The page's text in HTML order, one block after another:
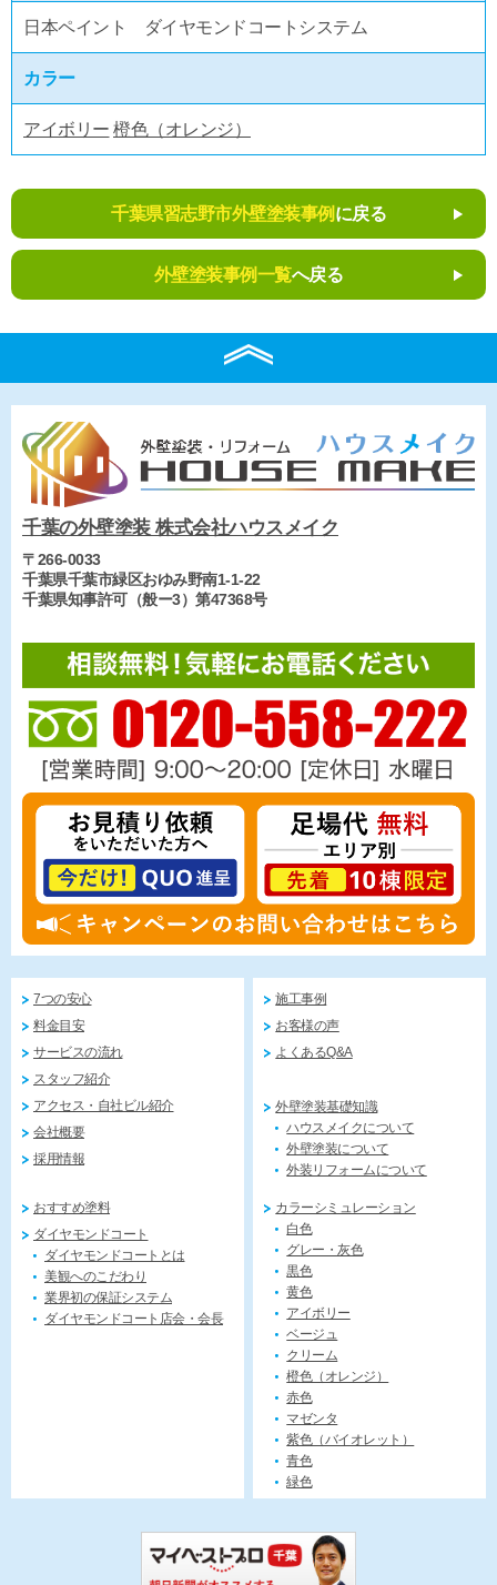
日本ペイント ダイヤモンドコートシステム
カラー
アイボリー 橙色（オレンジ）
千葉県習志野市外壁塗装事例 に戻る
外壁塗装事例一覧へ戻る
千葉の外壁塗装 株式会社ハウスメイク
〒266-0033
千葉県千葉市緑区おゆみ野南1-1-22
千葉県知事許可（般ー3）第47368号
7つの安心
料金目安
サービスの流れ
スタッフ紹介
アクセス・自社ビル紹介
会社概要
採用情報
施工事例
お客様の声
よくあるQ&A
外壁塗装基礎知識
ハウスメイクについて
外壁塗装について
外装リフォームについて
おすすめ塗料
ダイヤモンドコート
ダイヤモンドコートとは
美観へのこだわり
業界初の保証システム
ダイヤモンドコート店会・会長
カラーシミュレーション
白色
グレー・灰色
黒色
黄色
アイボリー
ベージュ
クリーム
橙色（オレンジ）
赤色
マゼンタ
紫色（バイオレット）
青色
緑色